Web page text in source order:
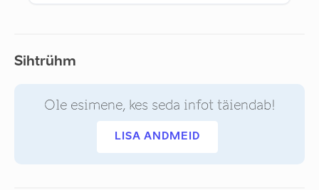
Sihtrühm
Ole esimene, kes seda infot täiendab!
LISA ANDMEID